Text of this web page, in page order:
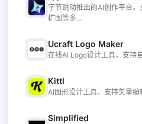
字节跳动推出的AI创作平台
扩图等多...
Ucraft Logo Maker
在线AI Logo设计工具，支持
Kittl
AI图形设计工具，支持矢量
Simplified